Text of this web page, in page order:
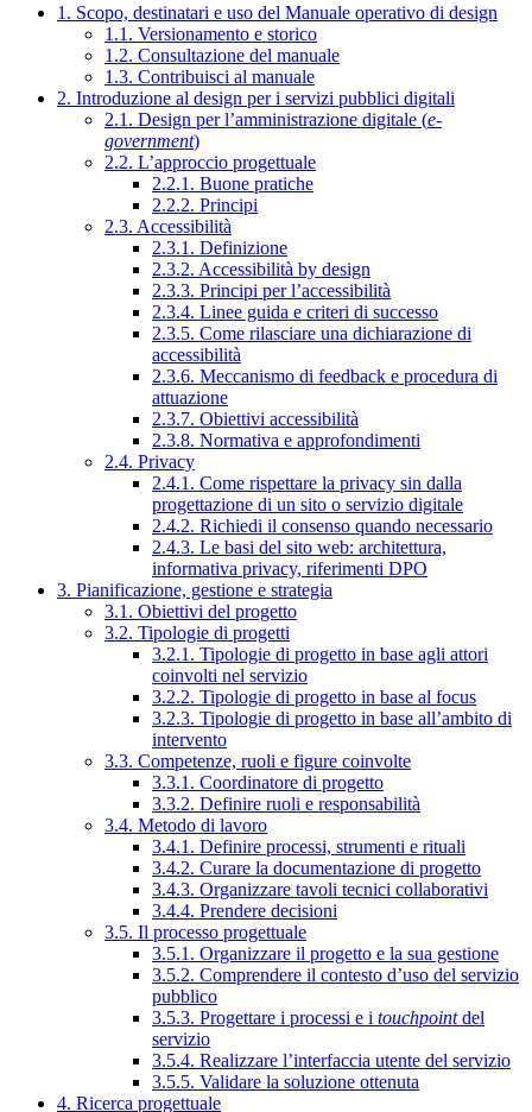
1. Scopo, destinatari e uso del Manuale operativo di design
1.1. Versionamento e storico
1.2. Consultazione del manuale
1.3. Contribuisci al manuale
2. Introduzione al design per i servizi pubblici digitali
2.1. Design per l’amministrazione digitale (e-
government)
2.2. L’approccio progettuale
2.2.1. Buone pratiche
2.2.2. Principi
2.3. Accessibilità
2.3.1. Definizione
2.3.2. Accessibilità by design
2.3.3. Principi per l’accessibilità
2.3.4. Linee guida e criteri di successo
2.3.5. Come rilasciare una dichiarazione di
accessibilità
2.3.6. Meccanismo di feedback e procedura di
attuazione
2.3.7. Obiettivi accessibilità
2.3.8. Normativa e approfondimenti
2.4. Privacy
2.4.1. Come rispettare la privacy sin dalla
progettazione di un sito o servizio digitale
2.4.2. Richiedi il consenso quando necessario
2.4.3. Le basi del sito web: architettura,
informativa privacy, riferimenti DPO
3. Pianificazione, gestione e strategia
3.1. Obiettivi del progetto
3.2. Tipologie di progetti
3.2.1. Tipologie di progetto in base agli attori
coinvolti nel servizio
3.2.2. Tipologie di progetto in base al focus
3.2.3. Tipologie di progetto in base all’ambito di
intervento
3.3. Competenze, ruoli e figure coinvolte
3.3.1. Coordinatore di progetto
3.3.2. Definire ruoli e responsabilità
3.4. Metodo di lavoro
3.4.1. Definire processi, strumenti e rituali
3.4.2. Curare la documentazione di progetto
3.4.3. Organizzare tavoli tecnici collaborativi
3.4.4. Prendere decisioni
3.5. Il processo progettuale
3.5.1. Organizzare il progetto e la sua gestione
3.5.2. Comprendere il contesto d’uso del servizio
pubblico
3.5.3. Progettare i processi e i touchpointdel
servizio
3.5.4. Realizzare l’interfaccia utente del servizio
3.5.5. Validare la soluzione ottenuta
4. Ricerca progettuale